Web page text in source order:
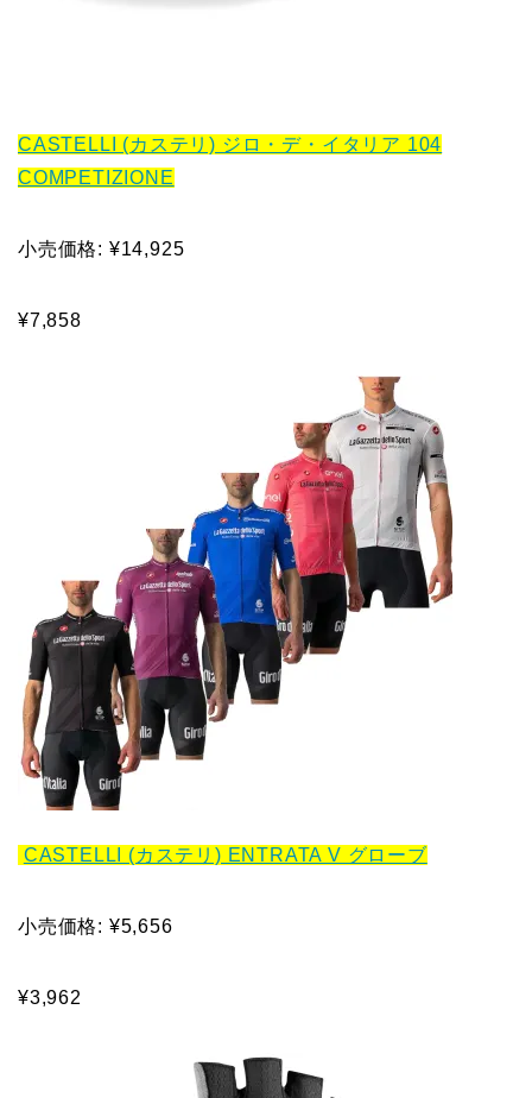
CASTELLI (カステリ) ジロ・デ・イタリア 104
COMPETIZIONE
小売価格: ¥14,925
¥7,858
CASTELLI (カステリ) ENTRATA V グローブ
小売価格: ¥5,656
¥3,962